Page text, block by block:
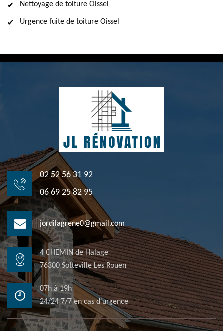
Nettoyage de toiture Oissel
Urgence fuite de toiture Oissel
02 52 56 31 92
06 69 25 82 95
jordilagrene0@gmail.com
4 CHEMIN de Halage
76300 Sotteville Les Rouen
07h à 19h
24/24 7/7 en cas d'urgence